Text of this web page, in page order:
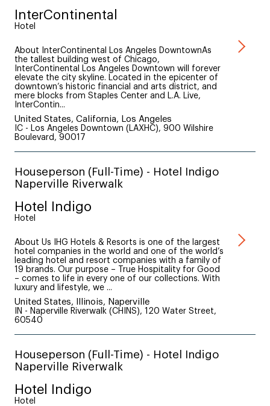
InterContinental
Hotel
About InterContinental Los Angeles DowntownAs
the tallest building west of Chicago,
InterContinental Los Angeles Downtown will forever
elevate the city skyline. Located in the epicenter of
downtown’s historic financial and arts district, and
mere blocks from Staples Center and L.A. Live,
InterContin...
United States, California, Los Angeles
IC - Los Angeles Downtown (LAXHC), 900 Wilshire
Boulevard, 90017
Houseperson (Full-Time) - Hotel Indigo
Naperville Riverwalk
Hotel Indigo
Hotel
About Us IHG Hotels & Resorts is one of the largest
hotel companies in the world and one of the world’s
leading hotel and resort companies with a family of
19 brands. Our purpose – True Hospitality for Good
– comes to life in every one of our collections. With
luxury and lifestyle, we ...
United States, Illinois, Naperville
IN - Naperville Riverwalk (CHINS), 120 Water Street,
60540
Houseperson (Full-Time) - Hotel Indigo
Naperville Riverwalk
Hotel Indigo
Hotel